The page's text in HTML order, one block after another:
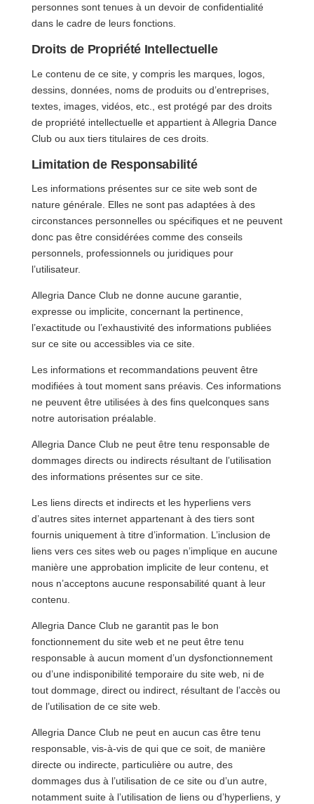
personnes sont tenues à un devoir de confidentialité
dans le cadre de leurs fonctions.
Droits de Propriété Intellectuelle
Le contenu de ce site, y compris les marques, logos,
dessins, données, noms de produits ou d’entreprises,
textes, images, vidéos, etc., est protégé par des droits
de propriété intellectuelle et appartient à Allegria Dance
Club ou aux tiers titulaires de ces droits.
Limitation de Responsabilité
Les informations présentes sur ce site web sont de
nature générale. Elles ne sont pas adaptées à des
circonstances personnelles ou spécifiques et ne peuvent
donc pas être considérées comme des conseils
personnels, professionnels ou juridiques pour
l’utilisateur.
Allegria Dance Club ne donne aucune garantie,
expresse ou implicite, concernant la pertinence,
l’exactitude ou l’exhaustivité des informations publiées
sur ce site ou accessibles via ce site.
Les informations et recommandations peuvent être
modifiées à tout moment sans préavis. Ces informations
ne peuvent être utilisées à des fins quelconques sans
notre autorisation préalable.
Allegria Dance Club ne peut être tenu responsable de
dommages directs ou indirects résultant de l’utilisation
des informations présentes sur ce site.
Les liens directs et indirects et les hyperliens vers
d’autres sites internet appartenant à des tiers sont
fournis uniquement à titre d’information. L’inclusion de
liens vers ces sites web ou pages n’implique en aucune
manière une approbation implicite de leur contenu, et
nous n’acceptons aucune responsabilité quant à leur
contenu.
Allegria Dance Club ne garantit pas le bon
fonctionnement du site web et ne peut être tenu
responsable à aucun moment d’un dysfonctionnement
ou d’une indisponibilité temporaire du site web, ni de
tout dommage, direct ou indirect, résultant de l’accès ou
de l’utilisation de ce site web.
Allegria Dance Club ne peut en aucun cas être tenu
responsable, vis-à-vis de qui que ce soit, de manière
directe ou indirecte, particulière ou autre, des
dommages dus à l’utilisation de ce site ou d’un autre,
notamment suite à l’utilisation de liens ou d’hyperliens, y